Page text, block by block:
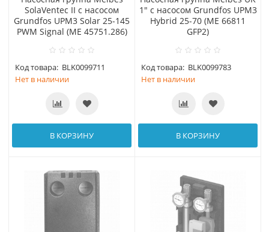
SolaVentec II с насосом
Grundfos UPM3 Solar 25-145
PWM Signal (МЕ 45751.286)
Код товара: BLK0099711
Нет в наличии
В КОРЗИНУ
1" с насосом Grundfos UPM3
Hybrid 25-70 (МЕ 66811
GFP2)
Код товара: BLK0099783
Нет в наличии
В КОРЗИНУ